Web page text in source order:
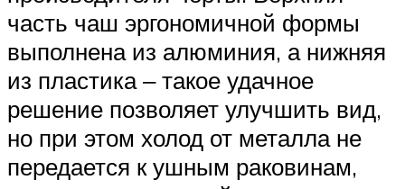
часть чаш эргономичной формы
выполнена из алюминия, а нижняя
из пластика ‒ такое удачное
решение позволяет улучшить вид,
но при этом холод от металла не
передается к ушным раковинам,